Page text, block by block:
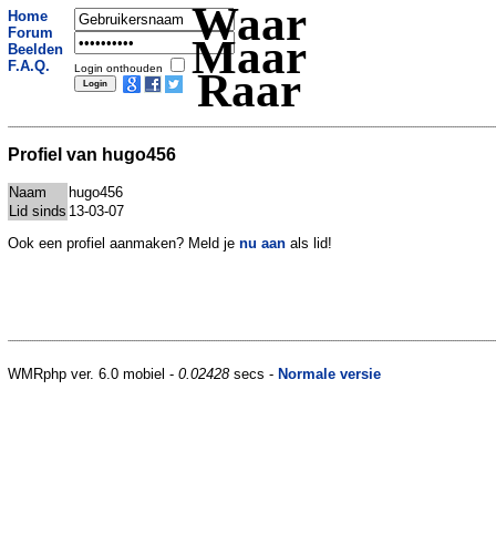
Home
Forum
Beelden
F.A.Q.
Login onthouden
Waar
Maar
Raar
Profiel van hugo456
Naam
hugo456
Lid sinds 13-03-07
Ook een profiel aanmaken? Meld je nu aan als lid!
WMRphp ver. 6.0 mobiel - 0.02428secs - Normale versie